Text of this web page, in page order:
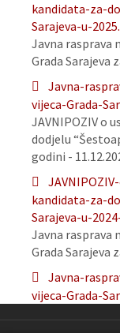
kandidata-za-
Sarajeva-u-
Javna rasprava
Grada Sarajeva
Javna-
vijeca-Grada-
JAVNIPOZIV o
dodjelu
godini -
kandidata-za-
Sarajeva-u-
Javna rasprava
Grada Sarajeva
Javna-
vijeca-Grada-